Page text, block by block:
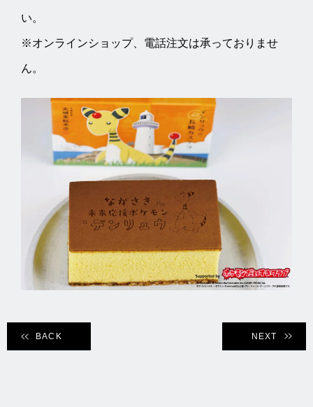
い。
※オンラインショップ、電話注文は承っておりませ
ん。
BACK NEXT